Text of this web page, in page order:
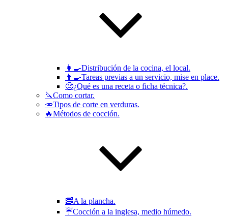
👩‍🍳Distribución de la cocina, el local.
👨‍🍳Tareas previas a un servicio, mise en place.
🧐¿Qué es una receta o ficha técnica?.
🔪Como cortar.
🥕Tipos de corte en verduras.
🔥Métodos de cocción.
🥓A la plancha.
☔️Cocción a la inglesa, medio húmedo.